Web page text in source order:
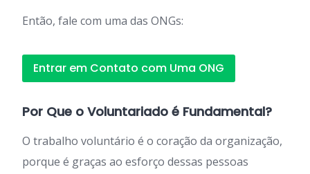
Então, fale com uma das ONGs:
Entrar em Contato com Uma ONG
Por Que o Voluntariado é Fundamental?
O trabalho voluntário é o coração da organização,
porque é graças ao esforço dessas pessoas